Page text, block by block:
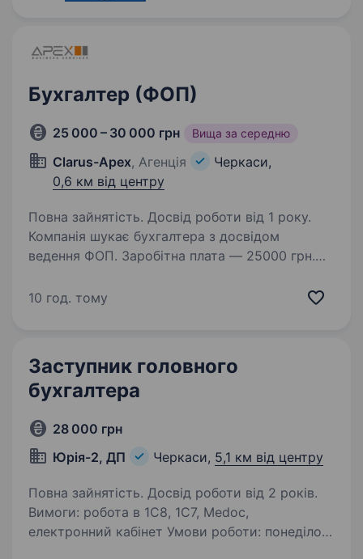
Бухгалтер (ФОП)
25 000 – 30 000 грн Вища за середню
Clarus-Apex, Агенція
Черкаси,
0,6 км від центру
Повна зайнятість. Досвід роботи від 1 року.
Компанія шукає бухгалтера з досвідом
ведення ФОП. Заробітна плата — 25000 грн.
податків, подання звітності) Оплата рахунків,
10 год. тому
Заступник головного
бухгалтера
28 000 грн
Юрія-2, ДП
Черкаси, 5,1 км від центру
Повна зайнятість. Досвід роботи від 2 років.
Вимоги: робота в 1С8, 1С7, Medoc,
електронний кабінет Умови роботи: понеділок-